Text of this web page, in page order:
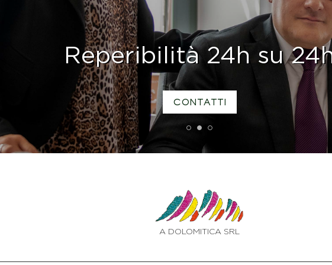
1 2 3
Reperibilità 24h su
CONTATTI
A DOLOMITICA SRL